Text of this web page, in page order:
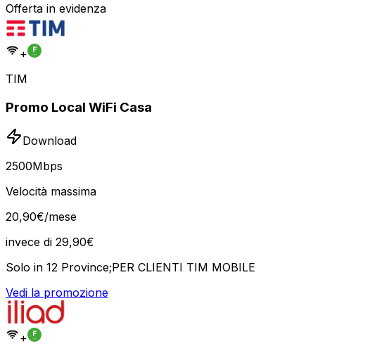
Offerta in evidenza
+
TIM
Promo Local WiFi Casa
Download
2500Mbps
Velocità massima
20,90€/mese
invece di 29,90€
Solo in 12 Province;PER CLIENTI TIM MOBILE
Vedi la promozione
+